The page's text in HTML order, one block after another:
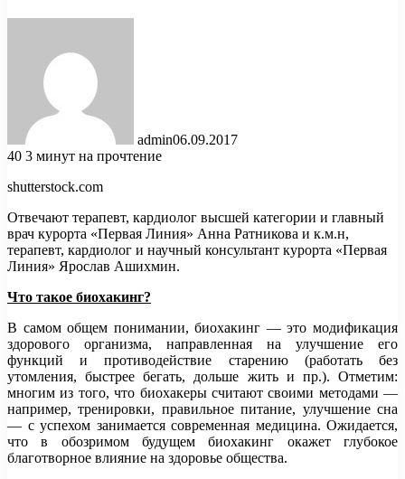
admin06.09.2017
40 3 минут на прочтение
shutterstock.com
Отвечают терапевт, кардиолог высшей категории и главный
врач курорта «Первая Линия» Анна Ратникова и к.м.н,
терапевт, кардиолог и научный консультант курорта «Первая
Линия» Ярослав Ашихмин.
Что такое биохакинг?
В самом общем понимании, биохакинг — это модификация
здорового организма, направленная на улучшение его
функций и противодействие старению (работать без
утомления, быстрее бегать, дольше жить и пр.). Отметим:
многим из того, что биохакеры считают своими методами —
например, тренировки, правильное питание, улучшение сна
— с успехом занимается современная медицина. Ожидается,
что в обозримом будущем биохакинг окажет глубокое
благотворное влияние на здоровье общества.